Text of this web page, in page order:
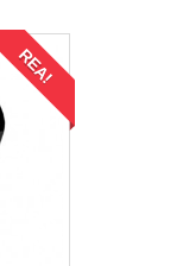
REA!